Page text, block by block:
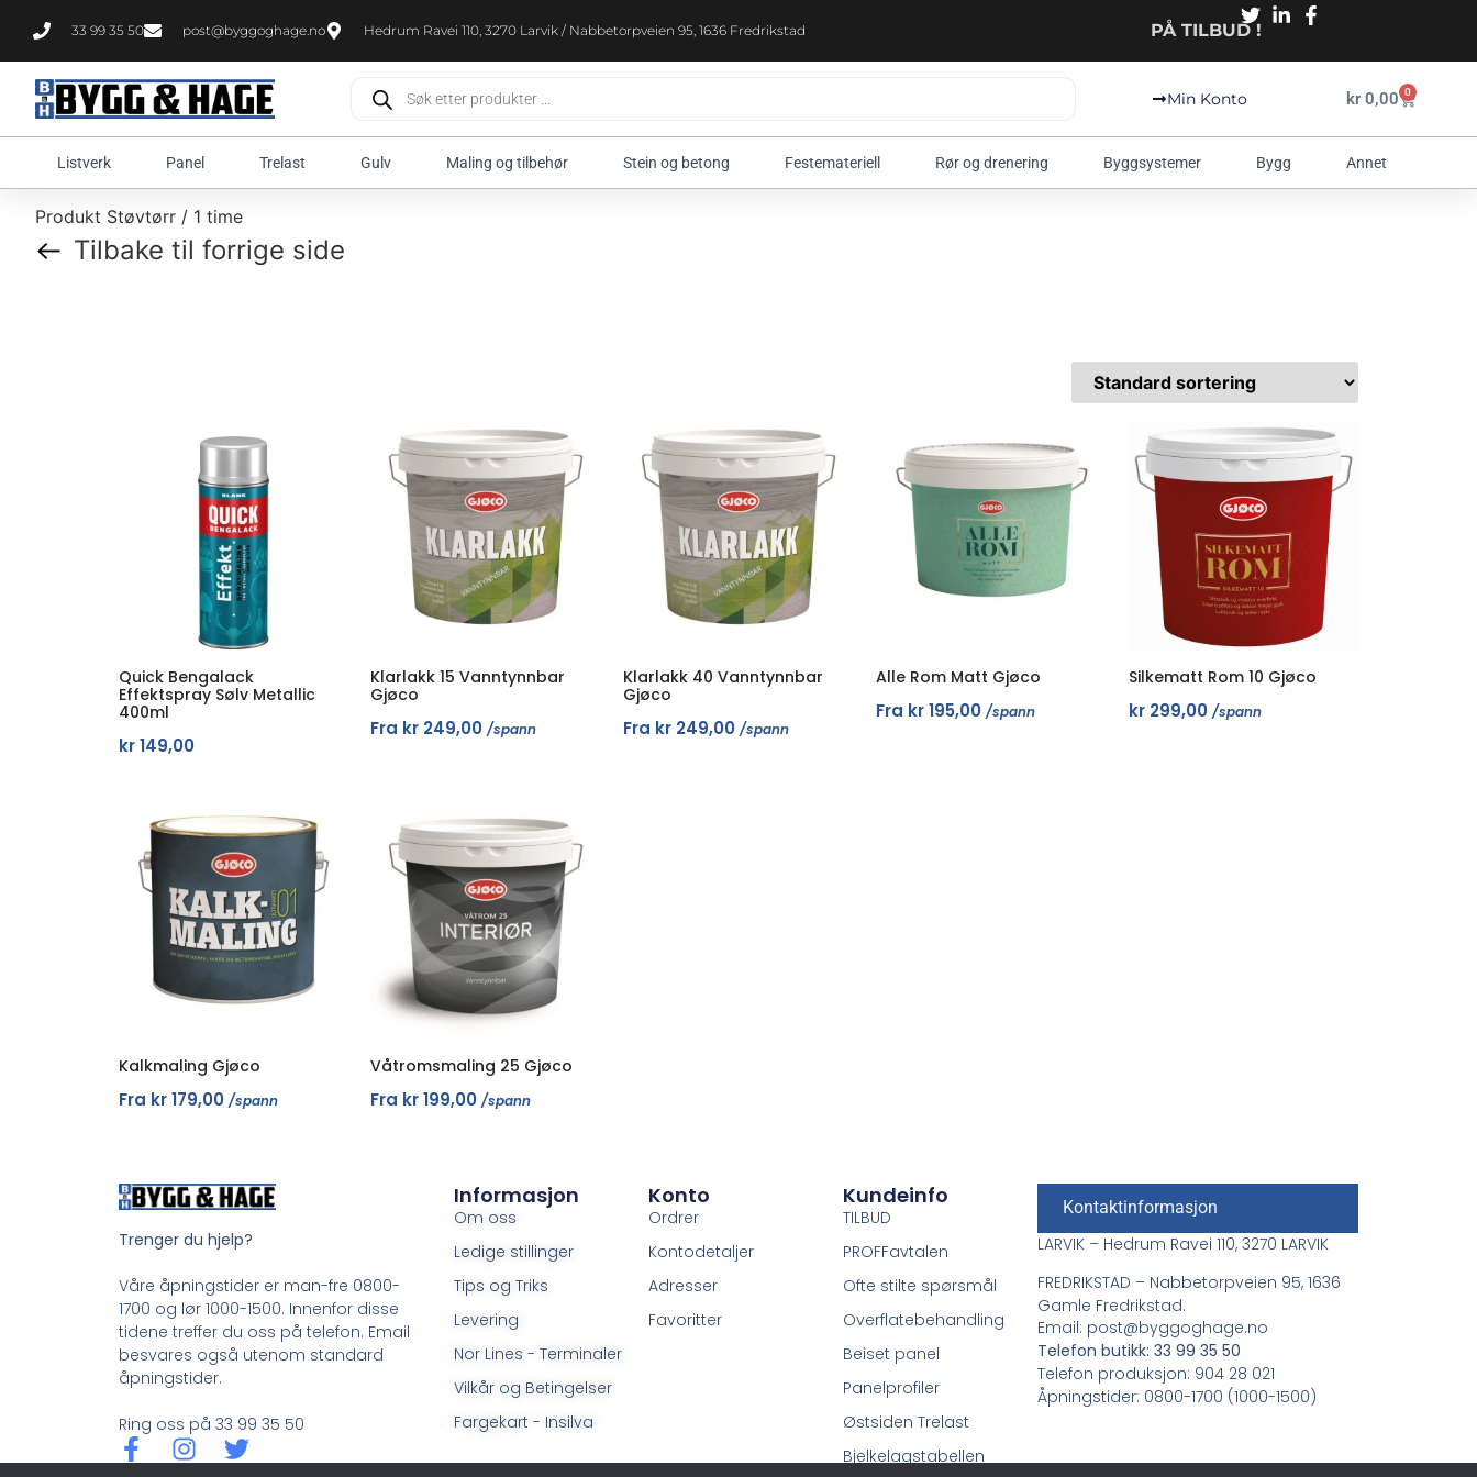
33 99 35 50 post@byggoghage.no Hedrum Ravei 110, 3270 Larvik / Nabbetorpveien 95, 1636 Fredrikstad PÅ TILBUD !
Min Konto kr0,00 0
Listverk Panel Trelast Gulv Maling og tilbehør Stein og betong Festemateriell Rør og drenering Byggsystemer Bygg Annet
Produkt Støvtørr / 1 time
Tilbake til forrige side
Quick Bengalack
Effektspray Sølv Metallic
400ml
kr149,00
Klarlakk 15 Vanntynnbar
Gjøco
Fra kr 249,00 /spann
Klarlakk 40 Vanntynnbar
Gjøco
Fra kr 249,00 /spann
Alle Rom Matt Gjøco
Fra kr195,00 /spann
Silkematt Rom 10 Gjøco
kr299,00 /spann
Kalkmaling Gjøco
Fra kr179,00 /spann
Våtromsmaling 25 Gjøco
Fra kr199,00 /spann
Trenger du hjelp?
Våre åpningstider er man-fre 0800-
1700 og lør 1000-1500. Innenfor disse
tidene treffer du oss på telefon. Email
besvares også utenom standard
åpningstider.
Ring oss på 33 99 35 50
Informasjon
Om oss
Ledige stillinger
Tips og Triks
Levering
Nor Lines - Terminaler
Vilkår og Betingelser
Fargekart - Insilva
Konto
Ordrer
Kontodetaljer
Adresser
Favoritter
Kundeinfo
TILBUD
PROFFavtalen
Ofte stilte spørsmål
Overflatebehandling
Beiset panel
Panelprofiler
Østsiden Trelast
Bjelkelagstabellen
Kontaktinformasjon
LARVIK – Hedrum Ravei 110, 3270 LARVIK
FREDRIKSTAD – Nabbetorpveien 95, 1636
Gamle Fredrikstad.
Email: post@byggoghage.no
Telefon butikk: 33 99 35 50
Telefon produksjon: 904 28 021
Åpningstider: 0800-1700 (1000-1500)